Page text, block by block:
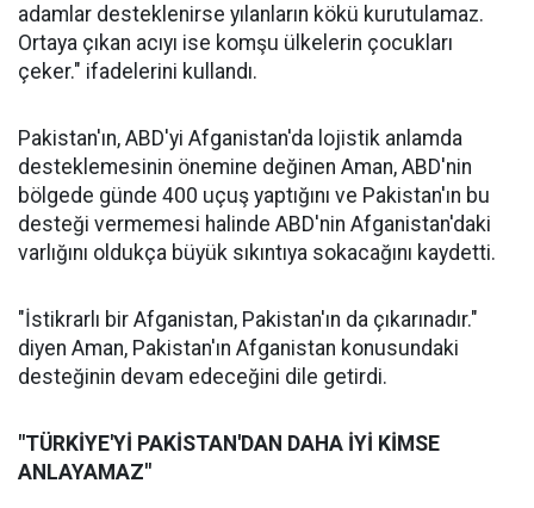
adamlar desteklenirse yılanların kökü kurutulamaz.
Ortaya çıkan acıyı ise komşu ülkelerin çocukları
çeker." ifadelerini kullandı.
Pakistan'ın, ABD'yi Afganistan'da lojistik anlamda
desteklemesinin önemine değinen Aman, ABD'nin
bölgede günde 400 uçuş yaptığını ve Pakistan'ın bu
desteği vermemesi halinde ABD'nin Afganistan'daki
varlığını oldukça büyük sıkıntıya sokacağını kaydetti.
"İstikrarlı bir Afganistan, Pakistan'ın da çıkarınadır."
diyen Aman, Pakistan'ın Afganistan konusundaki
desteğinin devam edeceğini dile getirdi.
"TÜRKİYE'Yİ PAKİSTAN'DAN DAHA İYİ KİMSE
ANLAYAMAZ"